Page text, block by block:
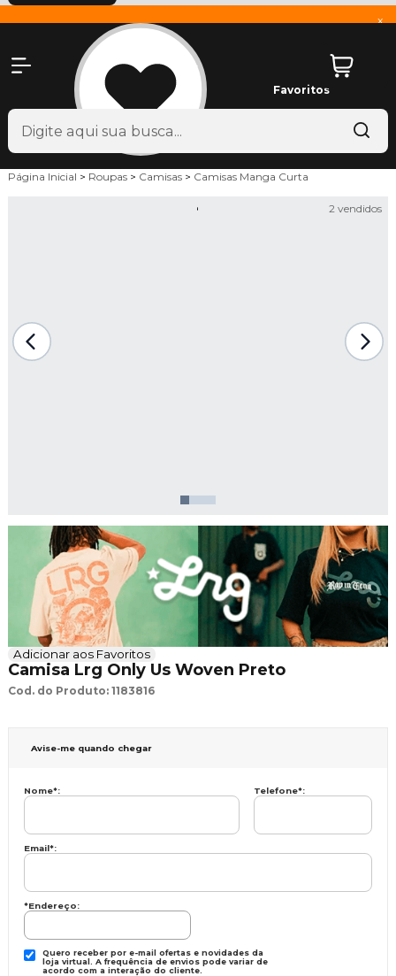
x
Favoritos
Página Inicial > Roupas > Camisas > Camisas Manga Curta
2 vendidos
Adicionar aos Favoritos
Camisa Lrg Only Us Woven Preto
Cod. do Produto: 1183816
Avise-me quando chegar
Nome*: Telefone*:
Email*:
*Endereço:
Quero receber por e-mail ofertas e novidades da
loja virtual. A frequência de envios pode variar de
acordo com a interação do cliente.